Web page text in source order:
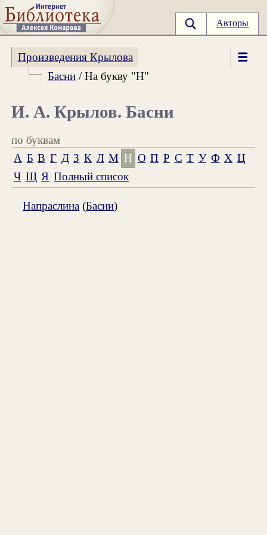
Авторы
Произведения Крылова
Басни/ На букву "Н"
И. А. Крылов. Басни
по буквам
А Б В Г Д З К Л М Н О П Р С Т У Ф Х Ц
Ч Щ Я Полный список
Напраслина (Басни)